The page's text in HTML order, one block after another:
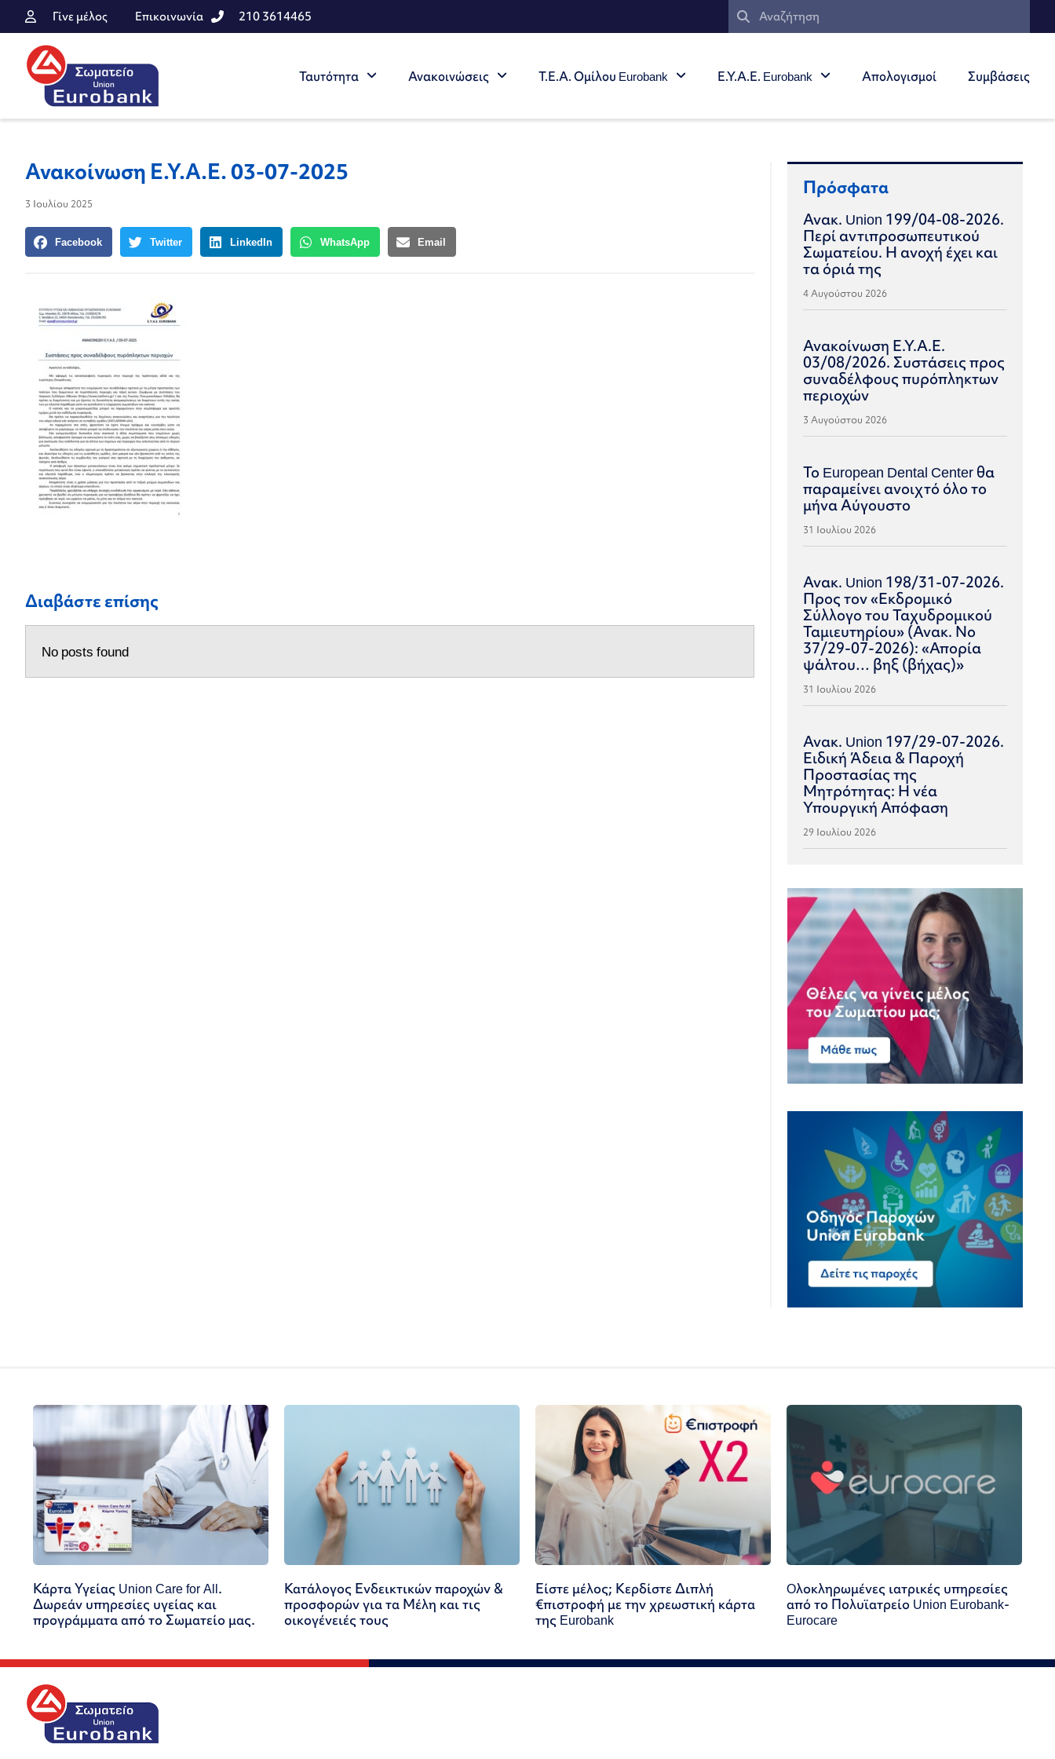
Γίνε μέλος Επικοινωνία 210 3614465
Ταυτότητα Ανακοινώσεις Τ.Ε.Α. Ομίλου Eurobank Ε.Υ.Α.Ε. Eurobank Απολογισμοί Συμβάσεις
Ανακοίνωση Ε.Υ.Α.Ε. 03-07-2025
3 Ιουλίου 2025
Facebook Twitter LinkedIn WhatsApp Email
Διαβάστε επίσης
No posts found
Πρόσφατα
Ανακ. Union 199/04-08-2026.
Περί αντιπροσωπευτικού
Σωματείου. Η ανοχή έχει και
τα όριά της
4 Αυγούστου 2026
Ανακοίνωση Ε.Υ.Α.Ε.
03/08/2026. Συστάσεις προς
συναδέλφους πυρόπληκτων
περιοχών
3 Αυγούστου 2026
Το European Dental Center θα
παραμείνει ανοιχτό όλο το
μήνα Αύγουστο
31 Ιουλίου 2026
Ανακ. Union 198/31-07-2026.
Προς τον «Εκδρομικό
Σύλλογο του Ταχυδρομικού
Ταμιευτηρίου» (Ανακ. Νο
37/29-07-2026): «Απορία
ψάλτου… βηξ (βήχας)»
31 Ιουλίου 2026
Ανακ. Union 197/29-07-2026.
Ειδική Άδεια & Παροχή
Προστασίας της
Μητρότητας: Η νέα
Υπουργική Απόφαση
29 Ιουλίου 2026
Κάρτα Υγείας Union Care for All.
Δωρεάν υπηρεσίες υγείας και
προγράμματα από το Σωματείο μας.
Κατάλογος Ενδεικτικών παροχών &
προσφορών για τα Μέλη και τις
οικογένειές τους
Είστε μέλος; Κερδίστε Διπλή
€πιστροφή με την χρεωστική κάρτα
της Eurobank
Oλοκληρωμένες ιατρικές υπηρεσίες
από το Πολυϊατρείο Union Eurobank-
Eurocare